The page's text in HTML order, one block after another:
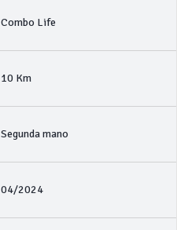
Combo Life
10 Km
Segunda mano
04/2024